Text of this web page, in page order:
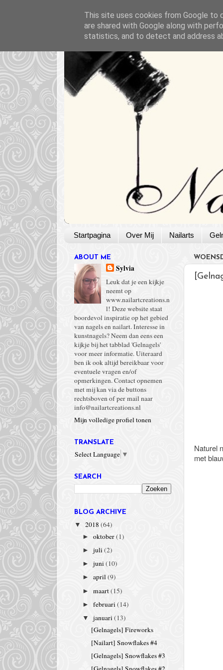
Startpagina Over Mij Nailarts
Naturel
met
ABOUT ME
Sylvia
Leuk dat je een kijkje
neemt op
www.nailartcreations.n
l! Deze website staat
boordevol inspiratie op het gebied
van nagels en nailart. Interesse in
kunstnagels? Neem dan eens een
kijkje bij het tabblad 'Gelnagels'
voor meer informatie. Uiteraard
ben ik ook altijd bereikbaar voor
eventuele vragen en/of
opmerkingen. Contact opnemen
met mij kan via de buttons
rechtsboven of per mail naar
info@nailartcreations.nl
Mijn volledige profiel tonen
TRANSLATE
Select Language ▼
SEARCH
BLOG ARCHIVE
▼ 2018 (64)
►oktober(1)
►juli(2)
►juni(10)
►april(9)
►maart(15)
►februari(14)
▼januari(13)
[Gelnagels] Fireworks
[Nailart] Snowflakes #4
[Gelnagels] Snowflakes #3
This site uses cookies from Google to
are shared with Google along with
statistics, and to detect and address